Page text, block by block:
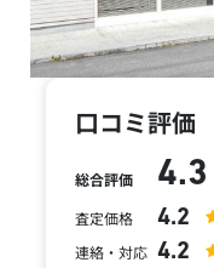
口コミ評価
総合評価 4.3
査定価格
連絡・対応
4.2
4.2